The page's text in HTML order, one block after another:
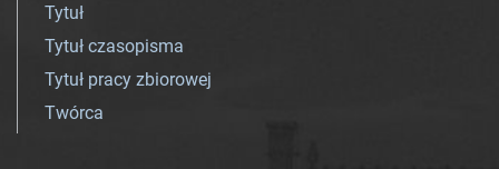
Tytuł
Tytuł czasopisma
Tytuł pracy zbiorowej
Twórca